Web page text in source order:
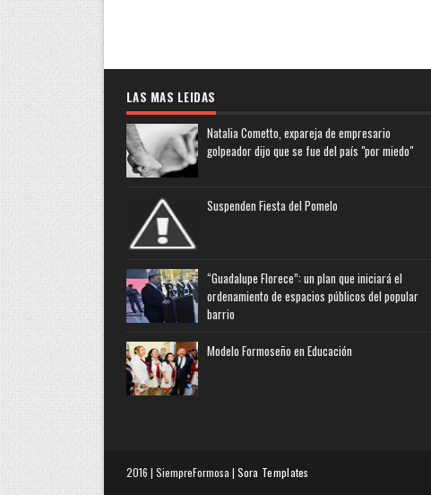
LAS MAS LEIDAS
Natalia Cometto, expareja de empresario
golpeador dijo que se fue del país "por miedo"
Suspenden Fiesta del Pomelo
“Guadalupe Florece”: un plan que iniciará el
ordenamiento de espacios públicos del popular
barrio
Modelo Formoseño en Educación
2016 | SiempreFormosa | Sora Templates